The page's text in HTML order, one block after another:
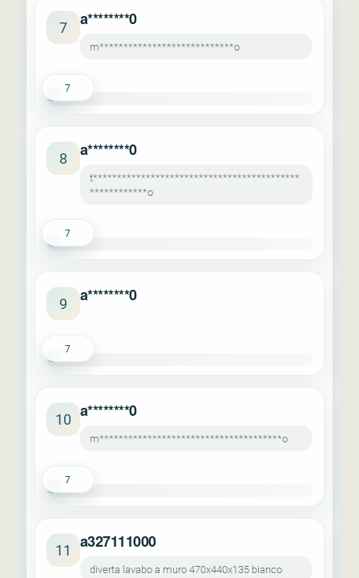
7 a********0
m****************************o
7
8 a********0
t*******************************************
************o
7
9 a********0
7
10 a********0
m**************************************o
7
11 a327111000
diverta lavabo a muro 470x440x135 bianco